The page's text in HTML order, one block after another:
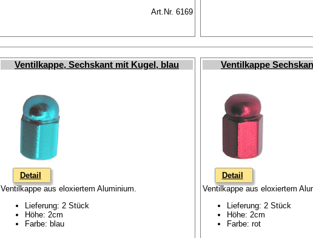
Art.Nr. 6169
Ventilkappe, Sechskant mit Kugel, blau
Detail
Ventilkappe aus eloxiertem Aluminium.
Lieferung: 2 Stück
Höhe: 2cm
Farbe: blau
Ventilkappe
Detail
Ventilkappe aus eloxiertem
Lieferung: 2 Stück
Höhe: 2cm
Farbe: rot